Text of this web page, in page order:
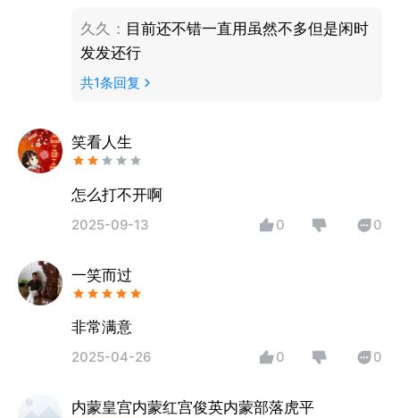
久久 ： 目前还不错一直用虽然不多但是闲时
发发还行
共1条回复
笑看人生
怎么打不开啊
2025-09-13 0 0
一笑而过
非常满意
2025-04-26 0 0
内蒙皇宫内蒙红宫俊英内蒙部落虎平